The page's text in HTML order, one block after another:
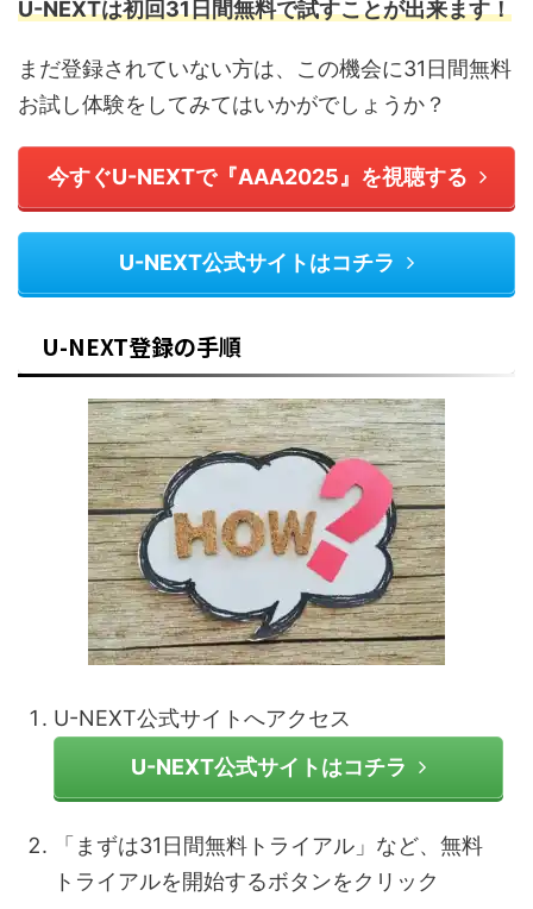
U-NEXTは初回31日間無料で試すことが出来ます！
まだ登録されていない方は、この機会に31日間無料
お試し体験をしてみてはいかがでしょうか？
今すぐU-NEXTで『AAA2025』を視聴する
U-NEXT公式サイトはコチラ
U-NEXT登録の手順
U-NEXT公式サイトへアクセス
U-NEXT公式サイトはコチラ
「まずは31日間無料トライアル」など、無料
トライアルを開始するボタンをクリック